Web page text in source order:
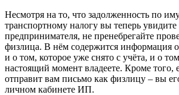
Несмотря на то, что задолженность по
транспортному налогу вы теперь увидите
предпринимателя, не пренебрегайте
физлица. В нём содержится информация
и о том, которое уже снято с учёта, и о
настоящий момент владеете. Кроме того,
отправит вам письмо как физлицу – вы
личном кабинете ИП.